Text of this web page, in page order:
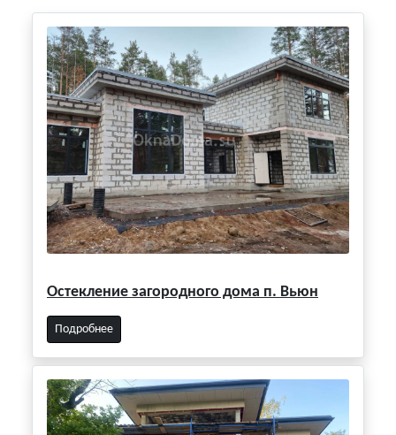
Остекление загородного дома п. Вьюн
Подробнее